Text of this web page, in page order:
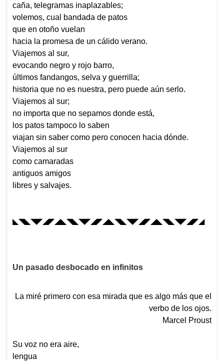
caña, telegramas inaplazables;
volemos, cual bandada de patos
que en otoño vuelan
hacia la promesa de un cálido verano.
Viajemos al sur,
evocando negro y rojo barro,
últimos fandangos, selva y guerrilla;
historia que no es nuestra, pero puede aún serlo.
Viajemos al sur;
no importa que no sepamos donde está,
los patos tampoco lo saben
viajan sin saber como pero conocen hacia dónde.
Viajemos al sur
como camaradas
antiguos amigos
libres y salvajes.
◣◥◣◥◤◢◤◢◣◥◣◥◤◢◤◢◣◥◣◥◤◢◤◢◣◥◣◥◤◢◤◢
Un pasado desbocado en infinitos
La miré primero con esa mirada que es algo más que el
verbo de los ojos.
Marcel Proust
Su voz no era aire,
lengua